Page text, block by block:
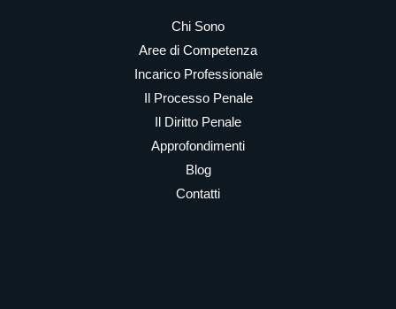
Chi Sono
Aree di Competenza
Incarico Professionale
Il Processo Penale
Il Diritto Penale
Approfondimenti
Blog
Contatti